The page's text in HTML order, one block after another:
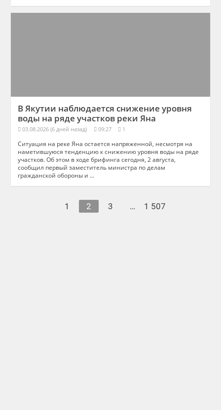
В Якутии наблюдается снижение уровня
воды на ряде участков реки Яна
03.08.2026 (6 дней назад) 09:27 1
Ситуация на реке Яна остается напряженной, несмотря на
наметившуюся тенденцию к снижению уровня воды на ряде
участков. Об этом в ходе брифинга сегодня, 2 августа,
сообщил первый заместитель министра по делам
гражданской обороны и ...
1 2 3 … 1 507